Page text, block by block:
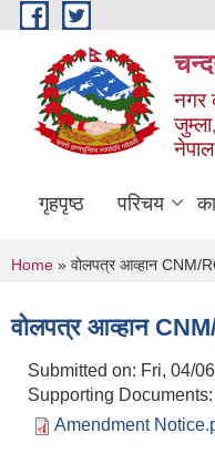
Skip to main content
नगर
नेपाल
गृहपृष्ठ परिचय
You are here
Home » वोलपत्र आव्हान CNM/
वोलपत्र आव्हान
Submitted on: Fri, 04/
Supporting Documents:
Amendment